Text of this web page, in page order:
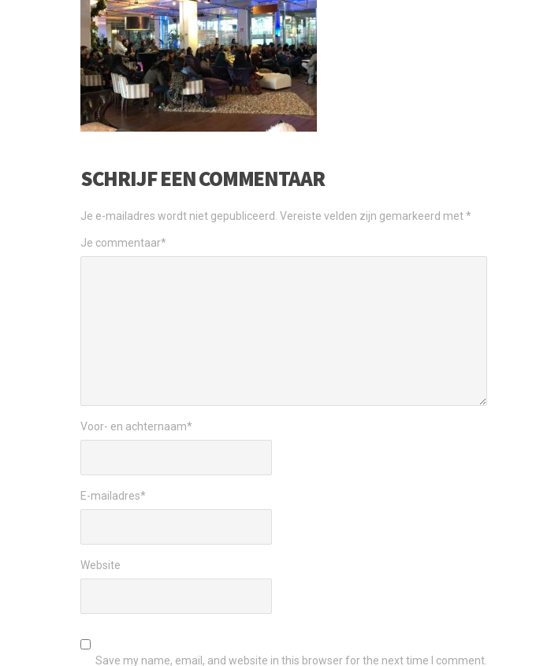
SCHRIJF EEN COMMENTAAR
Je e-mailadres wordt niet gepubliceerd. Vereiste velden zijn gemarkeerd met*
Je commentaar*
Voor- en achternaam*
E-mailadres*
Website
Save my name, email, and website in this browser for the next time I comment.